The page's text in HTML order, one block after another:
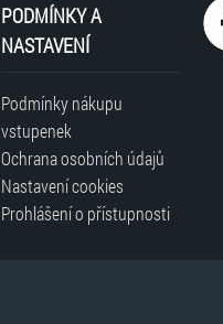
PODMÍNKY A
NASTAVENÍ
Podmínky nákupu
vstupenek
Ochrana osobních údajů
Nastavení cookies
Prohlášení o přístupnosti